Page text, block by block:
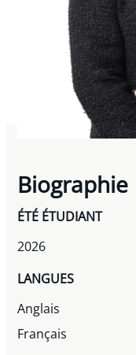
Biographie
ÉTÉ ÉTUDIANT
2026
LANGUES
Anglais
Français